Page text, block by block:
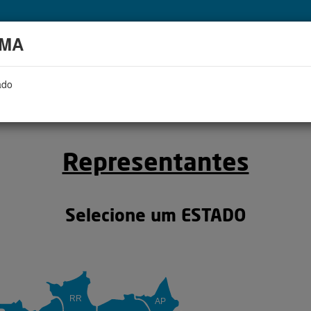
Representantes
Selecione um ESTADO
AP
RR